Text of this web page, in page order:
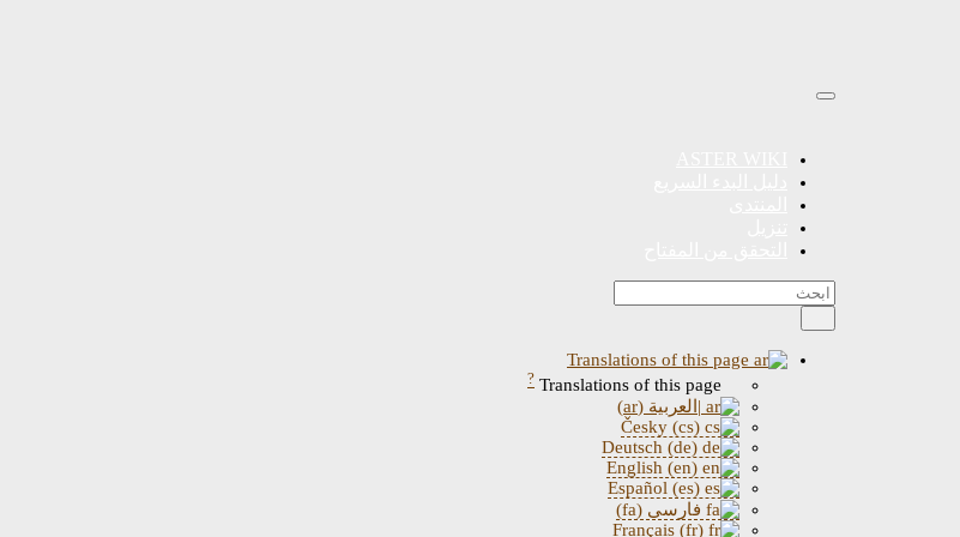
Translations of this page
Translations of this page
?
|العربية (ar)
فارسی (fa)